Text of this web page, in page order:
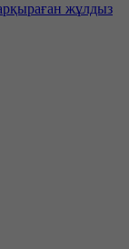
жұлдыз